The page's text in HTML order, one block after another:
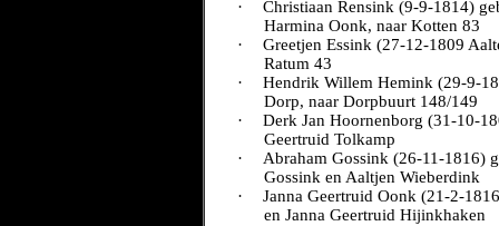
·
Christiaan Rensink (9-9-1814)
Harmina Oonk, naar Kotten 83
·
Greetjen Essink (27-12-1809
Ratum 43
·
Hendrik Willem Hemink (29-9-
Dorp, naar Dorpbuurt 148/149
·
Derk Jan Hoornenborg (31-10-
Geertruid Tolkamp
·
Abraham Gossink (26-11-1816)
Gossink en Aaltjen Wieberdink
·
Janna Geertruid Oonk (21-2-
en Janna Geertruid Hijinkhaken